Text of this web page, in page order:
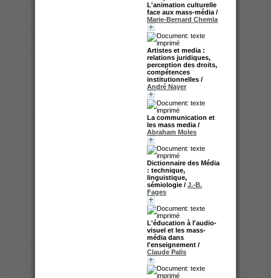
L'animation culturelle
face aux mass-média /
Marie-Bernard Chemla
Artistes et media :
relations juridiques,
perception des droits,
compétences
institutionnelles /
André Nayer
La communication et
les mass media /
Abraham Moles
Dictionnaire des Média
: technique,
linguistique,
sémiologie / J.-B.
Fages
L'éducation à l'audio-
visuel et les mass-
média dans
l'enseignement /
Claude Palis